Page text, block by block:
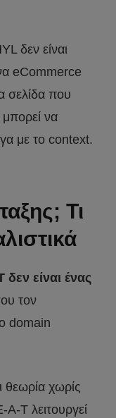
δεν είναι
eCommerce
σελίδα που
μπορεί να
με το context.
Τι
δεν είναι ένας
τον
domain
θεωρία χωρίς
T λειτουργεί